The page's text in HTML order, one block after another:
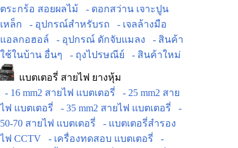
ตระกร้อ สอยผลไม้
- ดอกสว่าน เจาะปูน
เหล็ก
- อุปกรณ์สำหรับรถ
- เจลล้างมือ
แอลกอฮอล์
- อุปกรณ์ ดักจับแมลง
- สินค้า
ใช้ในบ้าน อื่นๆ
- ถุงไปรษณีย์ - สินค้าใหม่
แบตเตอรี่ สายไฟ ยางหุ้ม
- 16 mm2 สายไฟ แบตเตอรี่
- 25 mm2 สาย
ไฟ แบตเตอรี่
- 35 mm2 สายไฟ แบตเตอรี่
-
50-70 สายไฟ แบตเตอรี่
- แบตเตอรี่สำรอง
ไฟ CCTV
- เครื่องทดสอบ แบตเตอรี่
-